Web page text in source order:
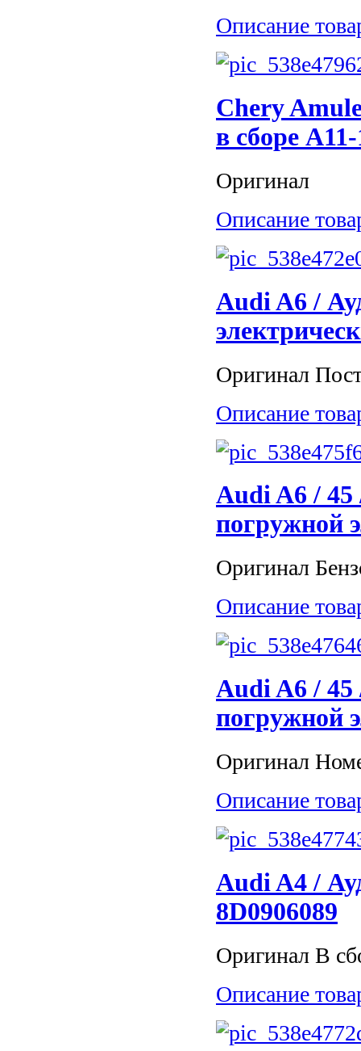
Описание
Chery
в сборе
Оригинал
Описание
Audi A6 /
Оригинал
Описание
Audi A6 / 45
погружной
Оригинал
Описание
Audi A6 / 45
погружной
Оригинал
Описание
Audi A4 /
8D0906089
Оригинал В
Описание